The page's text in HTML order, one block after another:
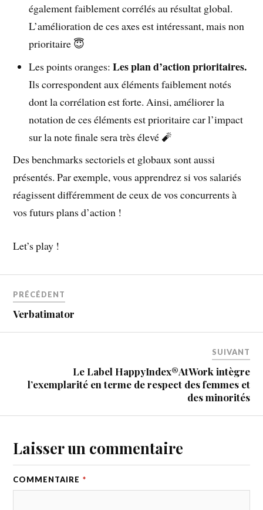
également faiblement corrélés au résultat global.
L’amélioration de ces axes est intéressant, mais non
prioritaire 😇
Les points oranges:Les plan d’action prioritaires.
Ils correspondent aux éléments faiblement notés
dont la corrélation est forte. Ainsi, améliorer la
notation de ces éléments est prioritaire car l’impact
sur la note finale sera très élevé 🧨
Des benchmarks sectoriels et globaux sont aussi
présentés. Par exemple, vous apprendrez si vos salariés
réagissent différemment de ceux de vos concurrents à
vos futurs plans d’action !
Let’s play !
PRÉCÉDENT
Verbatimator
SUIVANT
Le Label HappyIndex®AtWork intègre
l’exemplarité en terme de respect des femmes et
des minorités
Laisser un commentaire
COMMENTAIRE *